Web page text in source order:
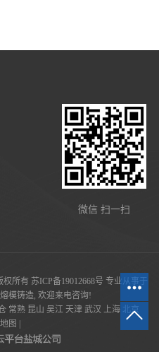
微信 扫一扫
权所有 苏ICP备19012668号 专业从事于
模铸造, 欢迎来电咨询!
常熟 昆山 吴江 天津 武汉 上海 北京
图